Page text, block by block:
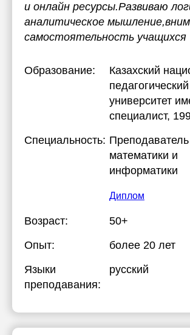
и онлайн ресурсы.Развиваю
аналитическое
самостоятельность учащихся
Образование:
Казахский
педагогический
университет
специалист,
Специальность: Преподаватель
математики и
информатики
Диплом
Возраст:
50+
Опыт:
более 20 лет
Языки
преподавания:
русский